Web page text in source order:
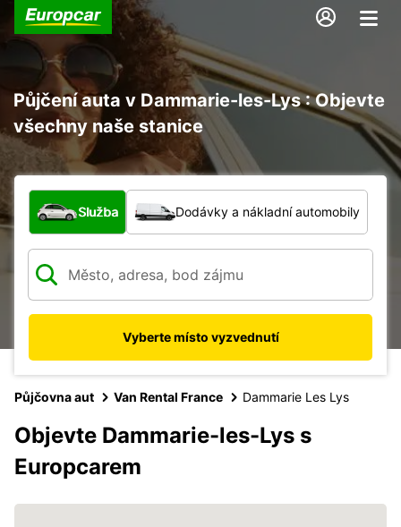
Půjčení auta v Dammarie-les-Lys : Objevte
všechny naše stanice
Jaký typ vozidla?
Služba Dodávky a nákladní automobily
Vyberte místo vyzvednutí
Půjčovna aut Van Rental France Dammarie Les Lys
Objevte Dammarie-les-Lys s
Europcarem